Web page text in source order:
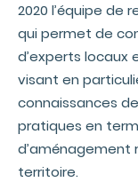
2020 l’équipe de
qui permet de
d’experts locaux
visant en
connaissances
pratiques en
d’aménagement
territoire.